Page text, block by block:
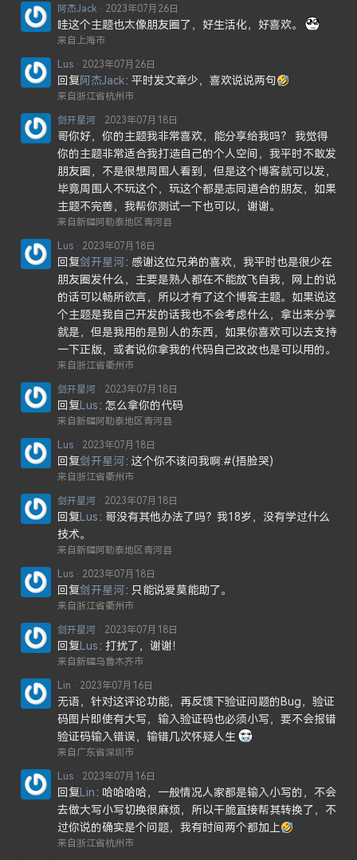
阿杰Jack 2023年07月26日
哇这个主题也太像朋友圈了，好生活化，好喜欢。
来自上海市
Lus
2023年07月26日
回复阿杰Jack 平时发文章少，喜欢说说两句
来自浙江省杭州市
剑开星河
2023年07月18日
哥你好，你的主题我非常喜欢，能分享给我吗？ 我觉得
你的主题非常适合我打造自己的个人空间，我平时不敢发
朋友圈，不是很想周围人看到，但是这个博客就可以发，
毕竟周围人不玩这个，玩这个都是志同道合的朋友，如果
主题不完善，我帮你测试一下也可以，谢谢。
来自新疆阿勒泰地区青河县
Lus
2023年07月18日
回复剑开星河 感谢这位兄弟的喜欢，我平时也是很少在
朋友圈发什么，主要是熟人都在不能放飞自我，网上的说
的话可以畅所欲言，所以才有了这个博客主题。如果说这
个主题是我自己开发的话我也不会考虑什么，拿出来分享
就是，但是我用的是别人的东西，如果你喜欢可以去支持
一下正版，或者说你拿我的代码自己改改也是可以用的。
来自浙江省衢州市
剑开星河
2023年07月18日
回复Lus 怎么拿你的代码
来自新疆阿勒泰地区青河县
Lus
2023年07月18日
回复剑开星河 这个你不该问我啊:#(捂脸哭)
来自浙江省衢州市
剑开星河
2023年07月18日
回复Lus
哥没有其他办法了吗？我18岁，没有学过什么
技术。
来自新疆阿勒泰地区青河县
Lus
2023年07月18日
回复剑开星河 只能说爱莫能助了。
来自浙江省衢州市
剑开星河
2023年07月18日
回复Lus 打扰了，谢谢！
来自新疆乌鲁木齐市
Lin
2023年07月16日
无语，针对这评论功能，再反馈下验证问题的Bug，验证
码图片即使有大写，输入验证码也必须小写，要不会报错
验证码输入错误，输错几次怀疑人生
来自广东省深圳市
Lus
2023年07月16日
回复Lin
哈哈哈哈，一般情况人家都是输入小写的，不会
去做大写小写切换很麻烦，所以干脆直接帮其转换了，不
过你说的确实是个问题，我有时间两个都加上
来自浙江省杭州市